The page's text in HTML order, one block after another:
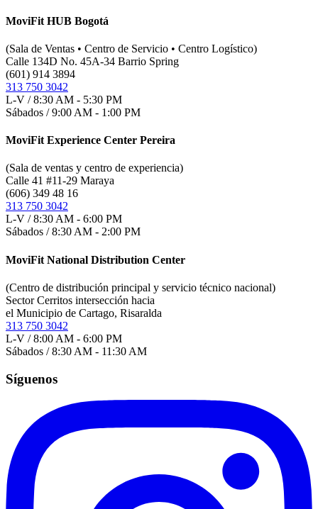
MoviFit HUB Bogotá
(Sala de Ventas • Centro de Servicio • Centro Logístico)
Calle 134D No. 45A-34 Barrio Spring
(601) 914 3894
313 750 3042
L-V / 8:30 AM - 5:30 PM
Sábados / 9:00 AM - 1:00 PM
MoviFit Experience Center Pereira
(Sala de ventas y centro de experiencia)
Calle 41 #11-29 Maraya
(606) 349 48 16
313 750 3042
L-V / 8:30 AM - 6:00 PM
Sábados / 8:30 AM - 2:00 PM
MoviFit National Distribution Center
(Centro de distribución principal y servicio técnico nacional)
Sector Cerritos intersección hacia
el Municipio de Cartago, Risaralda
313 750 3042
L-V / 8:00 AM - 6:00 PM
Sábados / 8:30 AM - 11:30 AM
Síguenos